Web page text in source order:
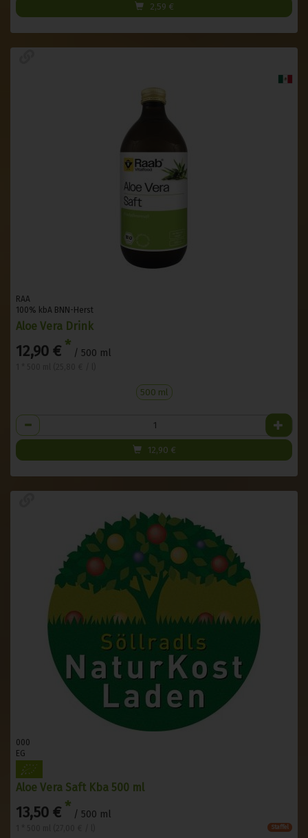
2,59 €
RAA
100% kbA BNN-Herst
Aloe Vera Drink
12,90 € * / 500 ml
500 ml
Anzahl
12,90 €
000
EG
Aloe Vera Saft Kba 500 ml
13,50 € * / 500 ml
Staffel